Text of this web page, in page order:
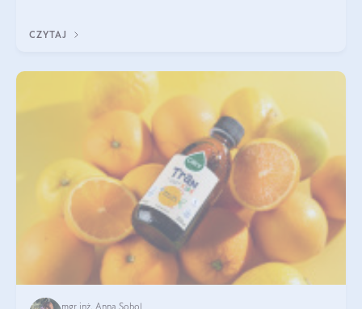
CZYTAJ